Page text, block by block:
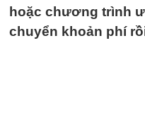
hoặc chương trình
chuyển khoản phí